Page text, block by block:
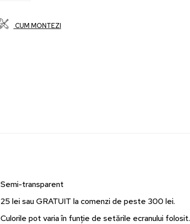
CUM MONTEZI
Semi-transparent
25 lei sau GRATUIT la comenzi de peste 300 lei.
Culorile pot varia în funție de setările ecranului folosit.